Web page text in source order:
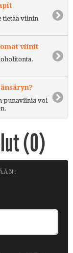
tietää viinin
viinit
punaviiniä voi
(0)